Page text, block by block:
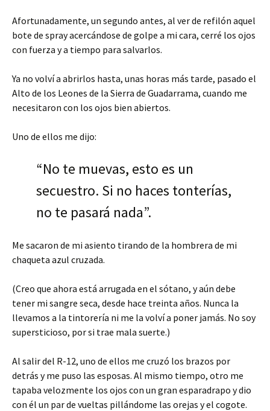
Afortunadamente, un segundo antes, al ver de refilón aquel
bote de spray acercándose de golpe a mi cara, cerré los ojos
con fuerza y a tiempo para salvarlos.
Ya no volví a abrirlos hasta, unas horas más tarde, pasado el
Alto de los Leones de la Sierra de Guadarrama, cuando me
necesitaron con los ojos bien abiertos.
Uno de ellos me dijo:
“No te muevas, esto es un
secuestro. Si no haces tonterías,
no te pasará nada”.
Me sacaron de mi asiento tirando de la hombrera de mi
chaqueta azul cruzada.
(Creo que ahora está arrugada en el sótano, y aún debe
tener mi sangre seca, desde hace treinta años. Nunca la
llevamos a la tintorería ni me la volví a poner jamás. No soy
supersticioso, por si trae mala suerte.)
Al salir del R-12, uno de ellos me cruzó los brazos por
detrás y me puso las esposas. Al mismo tiempo, otro me
tapaba velozmente los ojos con un gran esparadrapo y dio
con él un par de vueltas pillándome las orejas y el cogote.